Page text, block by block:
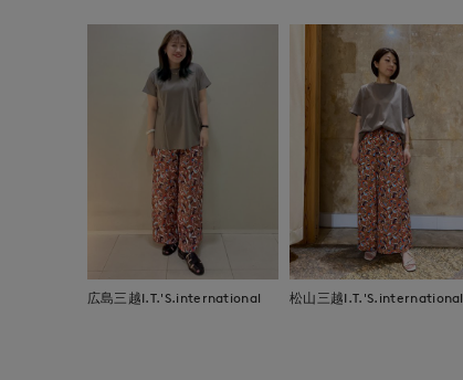
広島三越I.T.'S.international 松山三越I.T.'S.international